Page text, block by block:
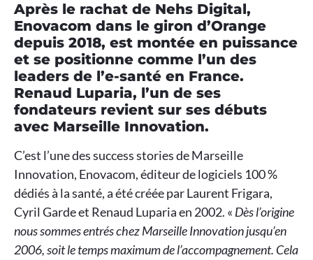
Après le rachat de Nehs Digital,
Enovacom dans le giron d’Orange
depuis 2018, est montée en puissance
et se positionne comme l’un des
leaders de l’e-santé en France.
Renaud Luparia, l’un de ses
fondateurs revient sur ses débuts
avec Marseille Innovation.
C’est l’une des success stories de Marseille
Innovation, Enovacom, éditeur de logiciels 100 %
dédiés à la santé, a été créée par Laurent Frigara,
Cyril Garde et Renaud Luparia en 2002. « Dès l’origine
nous sommes entrés chez Marseille Innovation jusqu’en
2006, soit le temps maximum de l’accompagnement. Cela